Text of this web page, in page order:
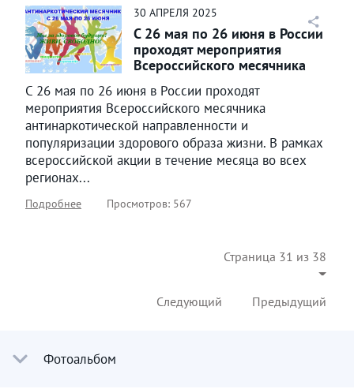
30 АПРЕЛЯ 2025
С 26 мая по 26 июня в России
проходят мероприятия
Всероссийского месячника
С 26 мая по 26 июня в России проходят
мероприятия Всероссийского месячника
антинаркотической направленности и
популяризации здорового образа жизни. В рамках
всероссийской акции в течение месяца во всех
регионах...
Подробнее Просмотров: 567
Страница 31 из 38
Предыдущий
Следующий
Фотоальбом